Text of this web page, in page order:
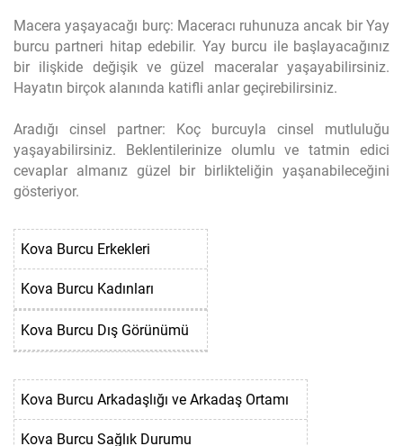
Macera yaşayacağı burç: Maceracı ruhunuza ancak bir Yay
burcu partneri hitap edebilir. Yay burcu ile başlayacağınız
bir ilişkide değişik ve güzel maceralar yaşayabilirsiniz.
Hayatın birçok alanında katifli anlar geçirebilirsiniz.
Aradığı cinsel partner: Koç burcuyla cinsel mutluluğu
yaşayabilirsiniz. Beklentilerinize olumlu ve tatmin edici
cevaplar almanız güzel bir birlikteliğin yaşanabileceğini
gösteriyor.
Kova Burcu Erkekleri
Kova Burcu Kadınları
Kova Burcu Dış Görünümü
Kova Burcu Arkadaşlığı ve Arkadaş Ortamı
Kova Burcu Sağlık Durumu